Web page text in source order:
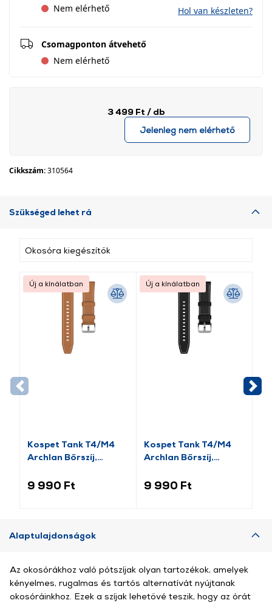
Nem elérhető
Hol van készleten?
Csomagponton átvehető
Nem elérhető
3 499 Ft / db
Jelenleg nem elérhető
Cikkszám:310564
Szükséged lehet rá
Okosóra kiegészítők
Kospet Tank T4/M4
Archlan Bőrszíj,
9 990 Ft
Új a kínálatban
Kospet Tank T4/M4
Archlan Bőrszíj,
9 990 Ft
Új a kínálatban
Alaptulajdonságok
Az okosórákhoz való pótszíjak olyan tartozékok, amelyek
kényelmes, rugalmas és tartós alternatívát nyújtanak
okosóráinkhoz. Ezek a szíjak lehetővé teszik, hogy az órát